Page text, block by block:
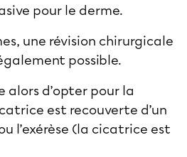
pour le derme.
une révision chirurgicale
possible.
alors d’opter pour la
est recouverte d’un
l’exérèse (la cicatrice est